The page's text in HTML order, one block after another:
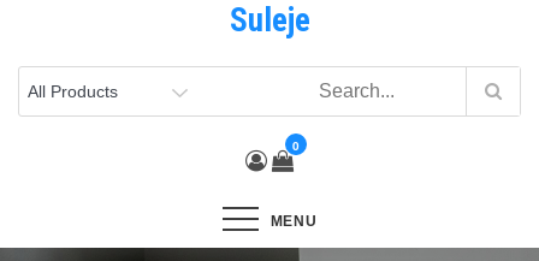
content
Suleje
0
MENU